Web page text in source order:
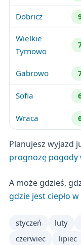
Dobricz
Wielkie
Tyrnowo
Gabrowo
Sofia
Wraca
Planujesz wyjazd
prognozę pogody
A może gdzieś,
gdzie jest ciepło
styczeń luty
czerwiec
lipiec